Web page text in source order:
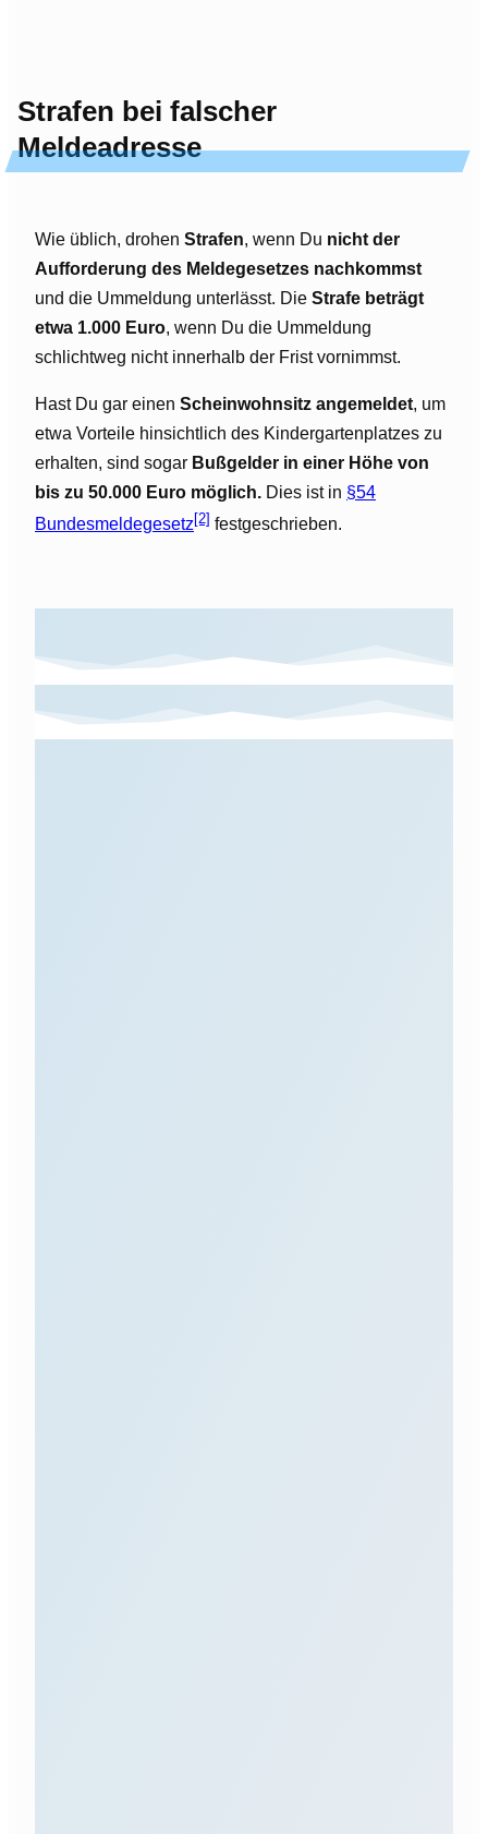
Strafen bei falscher
Meldeadresse
Wie üblich, drohen Strafen, wenn Du nicht der
Aufforderung des Meldegesetzes nachkommst
und die Ummeldung unterlässt. Die Strafe beträgt
etwa 1.000 Euro, wenn Du die Ummeldung
schlichtweg nicht innerhalb der Frist vornimmst.
Hast Du gar einen Scheinwohnsitz angemeldet, um
etwa Vorteile hinsichtlich des Kindergartenplatzes zu
erhalten, sind sogar Bußgelder in einer Höhe von
bis zu 50.000 Euro möglich. Dies ist in §54
Bundesmeldegesetz[2] festgeschrieben.